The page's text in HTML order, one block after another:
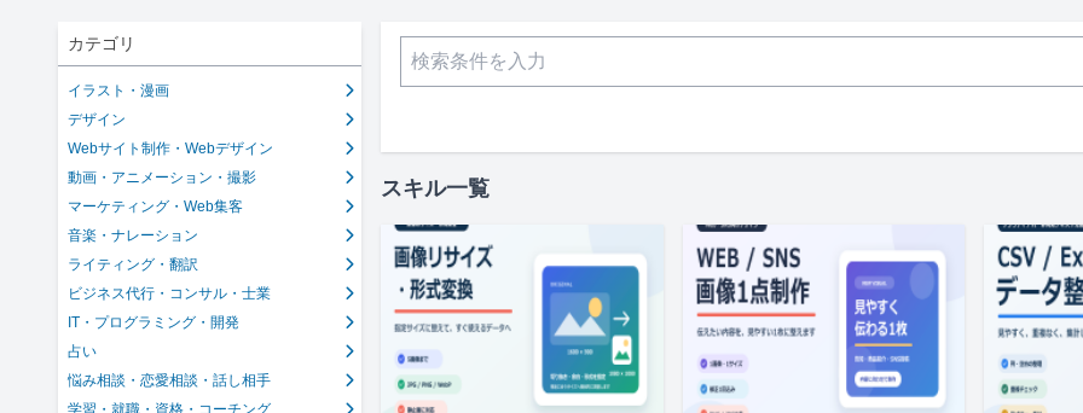
カテゴリ
イラスト・漫画
デザイン
Webサイト制作・Webデザイン
動画・アニメーション・撮影
マーケティング・Web集客
音楽・ナレーション
ライティング・翻訳
ビジネス代行・コンサル・士業
IT・プログラミング・開発
占い
悩み相談・恋愛相談・話し相手
学習・就職・資格・コーチング
スキル一覧